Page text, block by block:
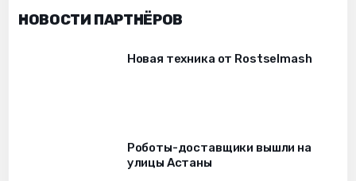
НОВОСТИ ПАРТНЁРОВ
Новая техника от Rostselmash
Роботы-доставщики вышли на
улицы Астаны